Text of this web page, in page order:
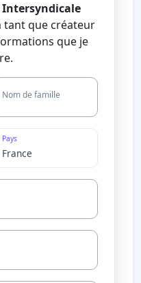
Intersyndicale
tant que créateur
que je
Nom de famille
Pays